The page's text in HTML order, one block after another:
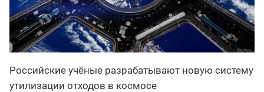
Российские учёные разрабатывают новую систему
утилизации отходов в космосе